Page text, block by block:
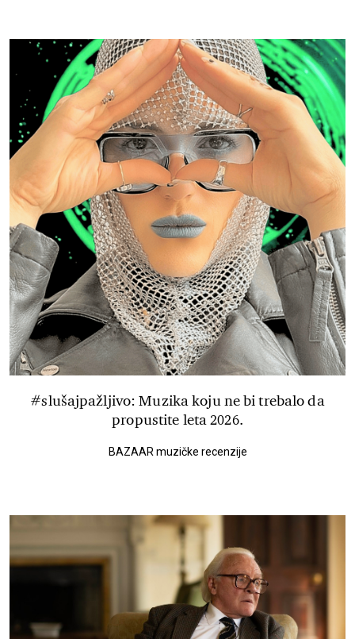
#slušajpažljivo: Muzika koju ne bi trebalo da
propustite leta 2026.
BAZAAR muzičke recenzije